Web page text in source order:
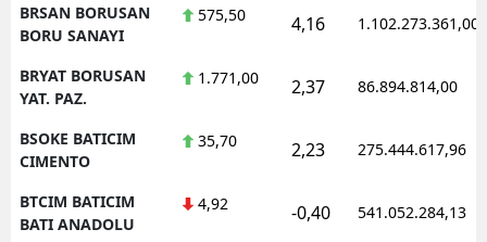
BRSAN BORUSAN
BORU SANAYI
575,50 4,16 1.102.273.361,00
BRYAT BORUSAN
YAT. PAZ.
1.771,00 2,37 86.894.814,00
BSOKE BATICIM
CIMENTO
35,70 2,23 275.444.617,96
BTCIM BATICIM
BATI ANADOLU
4,92 -0,40 541.052.284,13